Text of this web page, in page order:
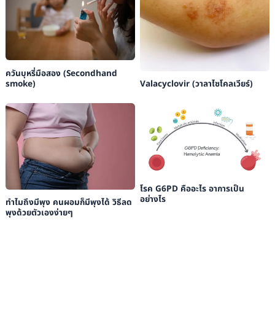
ควันบุหรี่มือสอง (Secondhand
smoke)
Valacyclovir (วาลาไซโคลเวียร์)
ทำไมถึงมีพุง คนผอมก็มีพุงได้ วิธีลด
พุงด้วยตัวเองง่ายๆ
โรค G6PD คืออะไร อาการเป็น
อย่างไร